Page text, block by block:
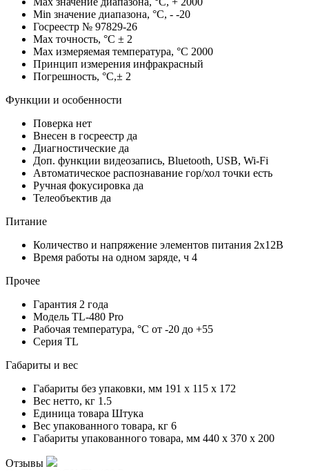
Min значение диапазона, °C, - -20
Госреестр № 97829-26
Max точность, °С ± 2
Max измеряемая температура, °С 2000
Принцип измерения инфракрасный
Погрешность, °C,± 2
Функции и особенности
Поверка нет
Внесен в госреестр да
Диагностические да
Доп. функции видеозапись, Bluetooth, USB, Wi-Fi
Автоматическое распознавание гор/хол точки есть
Ручная фокусировка да
Телеобъектив да
Питание
Количество и напряжение элементов питания 2х12В
Время работы на одном заряде, ч 4
Прочее
Гарантия 2 года
Модель TL-480 Pro
Рабочая температура, °С от -20 до +55
Серия TL
Габариты и вес
Габариты без упаковки, мм 191 x 115 x 172
Вес нетто, кг 1.5
Единица товара Штука
Вес упакованного товара, кг 6
Габариты упакованного товара, мм 440 x 370 x 200
Отзывы